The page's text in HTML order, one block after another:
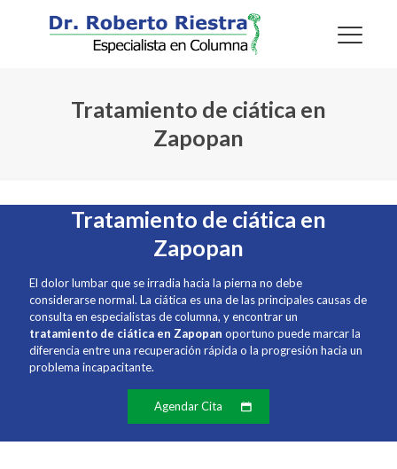
Tratamiento de ciática en
Zapopan
Tratamiento de ciática en
Zapopan
El dolor lumbar que se irradia hacia la pierna no debe
considerarse normal. La ciática es una de las principales causas de
consulta en especialistas de columna, y encontrar un
tratamiento de ciática en Zapopan oportuno puede marcar la
diferencia entre una recuperación rápida o la progresión hacia un
problema incapacitante.
Agendar Cita